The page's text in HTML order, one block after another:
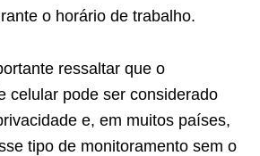
o horário de trabalho.
ressaltar que o
celular pode ser considerado
e, em muitos países,
tipo de monitoramento sem o